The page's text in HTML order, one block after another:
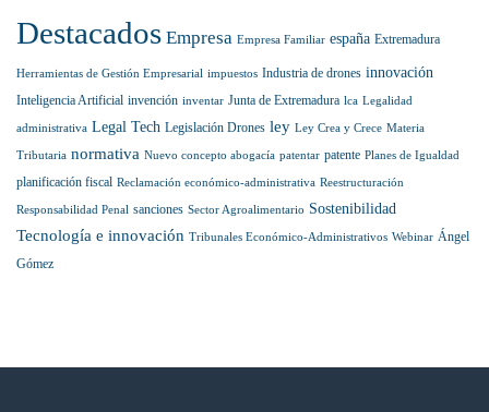
internacional
Lawyers
Destacados Empresa Empresa Familiar españa Extremadura
Herramientas de Gestión Empresarial impuestos Industria de drones innovación
Inteligencia Artificial invención inventar Junta de Extremadura lca Legalidad
administrativa Legal Tech Legislación Drones ley Ley Crea y Crece Materia
Tributaria normativa Nuevo concepto abogacía patentar patente Planes de Igualdad
planificación fiscal Reclamación económico-administrativa Reestructuración
Responsabilidad Penal sanciones Sector Agroalimentario Sostenibilidad
Tecnología e innovación Tribunales Económico-Administrativos Webinar Ángel
Gómez